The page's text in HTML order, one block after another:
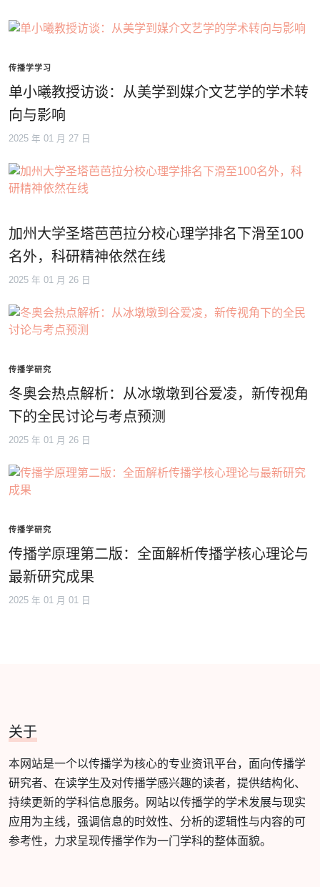
传播学学习
单小曦教授访谈：从美学到媒介文艺学的学术转
向与影响
2025 年 01 月 27 日
加州大学圣塔芭芭拉分校心理学排名下滑至100
名外，科研精神依然在线
2025 年 01 月 26 日
传播学研究
冬奥会热点解析：从冰墩墩到谷爱凌，新传视角
下的全民讨论与考点预测
2025 年 01 月 26 日
传播学研究
传播学原理第二版：全面解析传播学核心理论与
最新研究成果
2025 年 01 月 01 日
关于
本网站是一个以传播学为核心的专业资讯平台，面向传播学
研究者、在读学生及对传播学感兴趣的读者，提供结构化、
持续更新的学科信息服务。网站以传播学的学术发展与现实
应用为主线，强调信息的时效性、分析的逻辑性与内容的可
参考性，力求呈现传播学作为一门学科的整体面貌。